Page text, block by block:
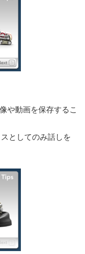
や動画を保存するこ
としてのみ話しを